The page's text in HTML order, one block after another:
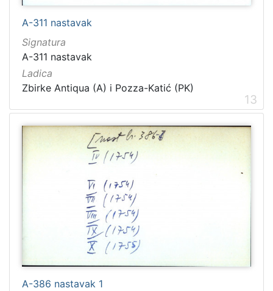
A-311 nastavak
Signatura
A-311 nastavak
Ladica
Zbirke Antiqua (A) i Pozza-Katić (PK)
13
A-386 nastavak 1